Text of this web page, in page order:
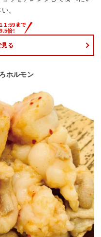
。
見る
ホルモン